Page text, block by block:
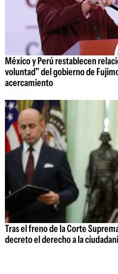
México y Perú restablecen
voluntad" del gobierno de
acercamiento
Tras el freno de la Corte
decreto el derecho a la